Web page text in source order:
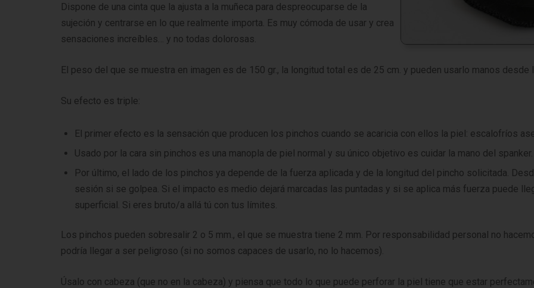
Dispone de una cinta que la ajusta a la muñeca para despreocuparse de la
sujeción y centrarse en lo que realmente importa. Es muy cómoda de usar y crea
sensaciones increíbles… y no todas dolorosas.
El peso del que se muestra en imagen es de 150 gr., la longitud total es de 25 cm. y pueden usarlo manos desde
Su efecto es triple:
El primer efecto es la sensación que producen los pinchos cuando se acaricia con ellos la piel: escalofríos
Usado por la cara sin pinchos es una manopla de piel normal y su único objetivo es cuidar la mano del spanker.
Por último, el lado de los pinchos ya depende de la fuerza aplicada y de la longitud del pincho solicitada.
sesión si se golpea. Si el impacto es medio dejará marcadas las puntadas y si se aplica más fuerza puede
superficial. Si eres bruto/a allá tú con tus límites.
Los pinchos pueden sobresalir 2 o 5 mm., el que se muestra tiene 2 mm. Por responsabilidad personal no
podría llegar a ser peligroso (si no somos capaces de usarlo, no lo hacemos).
Úsalo con cabeza (que no en la cabeza) y piensa que todo lo que puede perforar la piel tiene que estar